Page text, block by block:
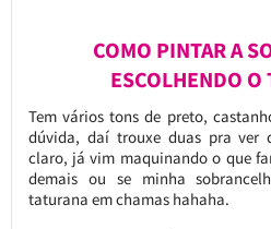
COMO PINTAR A
ESCOLHENDO O
Tem vários tons de preto,
dúvida, daí trouxe duas pra ver
claro, já vim maquinando o que
demais ou se minha
taturana em chamas hahaha.